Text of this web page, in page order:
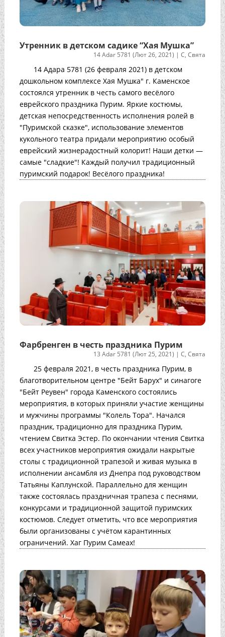
Утренник в детском садике “Хая Мушка”
14 Adar 5781 (Лют 26, 2021) |С,Свята
14 Адара 5781 (26 февраля 2021) в детском
дошкольном комплексе Хая Мушка" г. Каменское
состоялся утренник в честь самого весёлого
еврейского праздника Пурим. Яркие костюмы,
детская непосредственность исполнения ролей в
"Пуримской сказке", использование элементов
кукольного театра придали мероприятию особый
еврейский жизнерадостный колорит! Наши детки —
самые "сладкие"! Каждый получил традиционный
пуримский подарок! Весёлого праздника!
Фарбренген в честь праздника Пурим
13 Adar 5781 (Лют 25, 2021) |С,Свята
25 февраля 2021, в честь праздника Пурим, в
благотворительном центре "Бейт Барух" и синагоге
"Бейт Реувен" города Каменского состоялись
мероприятия, в которых приняли участие женщины
и мужчины программы "Колель Тора". Начался
праздник, традиционно для праздника Пурим,
чтением Свитка Эстер. По окончании чтения Свитка
всех участников мероприятия ожидали накрытые
столы с традиционной трапезой и живая музыка в
исполнении ансамбля из Днепра под руководством
Татьяны Каплунской. Параллельно для женщин
также состоялась праздничная трапеза с песнями,
конкурсами и традиционной защитой пуримских
костюмов. Следует отметить, что все мероприятия
были организованы с учётом карантинных
ограничений. Хаг Пурим Самеах!